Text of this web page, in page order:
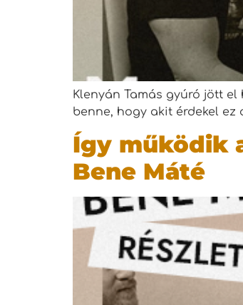
Klenyán Tamás gyúró jött
benne, hogy akit érdekel
Így működik
Bene Máté